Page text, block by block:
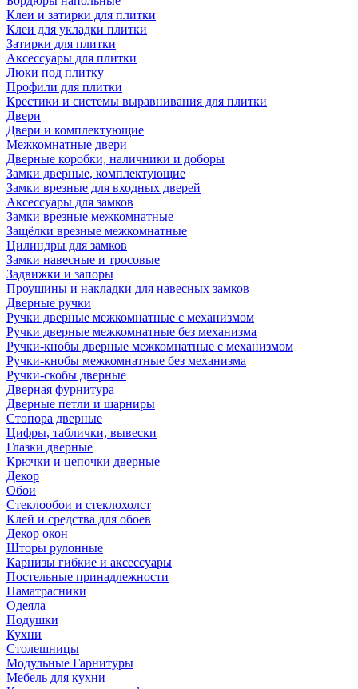
Клеи и затирки для плитки
Клеи для укладки плитки
Затирки для плитки
Аксессуары для плитки
Люки под плитку
Профили для плитки
Крестики и системы выравнивания для плитки
Двери
Двери и комплектующие
Межкомнатные двери
Дверные коробки, наличники и доборы
Замки дверные, комплектующие
Замки врезные для входных дверей
Аксессуары для замков
Замки врезные межкомнатные
Защёлки врезные межкомнатные
Цилиндры для замков
Замки навесные и тросовые
Задвижки и запоры
Проушины и накладки для навесных замков
Дверные ручки
Ручки дверные межкомнатные с механизмом
Ручки дверные межкомнатные без механизма
Ручки-кнобы дверные межкомнатные с механизмом
Ручки-кнобы межкомнатные без механизма
Ручки-скобы дверные
Дверная фурнитура
Дверные петли и шарниры
Стопора дверные
Цифры, таблички, вывески
Глазки дверные
Крючки и цепочки дверные
Декор
Обои
Стеклообои и стеклохолст
Клей и средства для обоев
Декор окон
Шторы рулонные
Карнизы гибкие и аксессуары
Постельные принадлежности
Наматрасники
Одеяла
Подушки
Кухни
Столешницы
Модульные Гарнитуры
Мебель для кухни